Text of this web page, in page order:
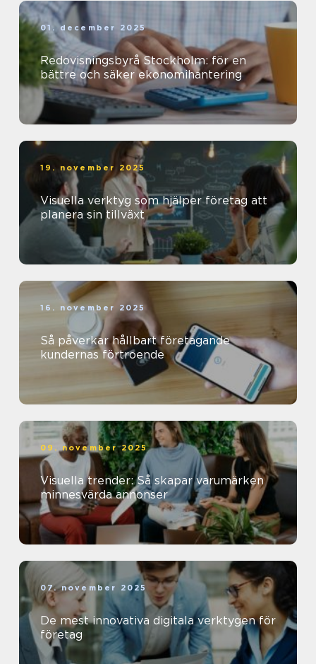
01. december 2025
Redovisningsbyrå Stockholm: för en
bättre och säker ekonomihantering
19. november 2025
Visuella verktyg som hjälper företag att
planera sin tillväxt
16. november 2025
Så påverkar hållbart företagande
kundernas förtroende
09. november 2025
Visuella trender: Så skapar varumärken
minnesvärda annonser
07. november 2025
De mest innovativa digitala verktygen för
företag